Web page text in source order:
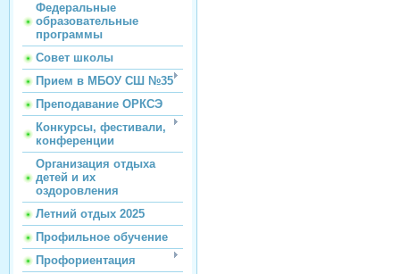
Федеральные
образовательные
программы
Совет школы
Прием в МБОУ СШ №35
Преподавание ОРКСЭ
Конкурсы, фестивали,
конференции
Организация отдыха
детей и их
оздоровления
Летний отдых 2025
Профильное обучение
Профориентация